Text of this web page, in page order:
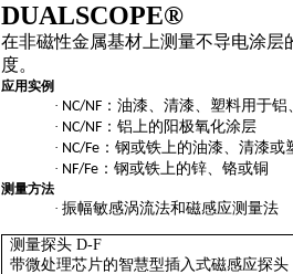
DUALSCOPE®
在非磁性金属基材上测量不导电涂
度。
应用实例
· NC/NF：油漆、清漆、塑料用于铝
· NC/NF：铝上的阳极氧化涂层
· NC/Fe：钢或铁上的油漆、清漆或
· NF/Fe：钢或铁上的锌、铬或铜
测量方法
· 振幅敏感涡流法和磁感应测量法
测量探头D-F
带微处理芯片的智慧型插入式磁感应探头